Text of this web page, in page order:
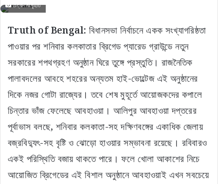
চিত্র- সংগৃহীত
Truth of Bengal: বিধানসভা নির্বাচনে একক সংখ্যাগরিষ্ঠতা
পাওয়ার পর শনিবার কলকাতার ব্রিগেড প্যারেড গ্রাউন্ডে নতুন
সরকারের শপথগ্রহণ অনুষ্ঠান ঘিরে তুঙ্গে প্রস্তুতি। রাজনৈতিক
পালাবদলের আবহে শহরের অন্যতম হাই-ভোল্টেজ এই অনুষ্ঠানের
দিকে নজর গোটা রাজ্যের। তবে শেষ মুহূর্তে আয়োজকদের কপালে
চিন্তার ভাঁজ ফেলেছে আবহাওয়া। আলিপুর আবহাওয়া দপ্তরের
পূর্বাভাস বলছে, শনিবার কলকাতা-সহ দক্ষিণবঙ্গের একাধিক জেলায়
বজ্রবিদ্যুৎ-সহ বৃষ্টি ও ঝোড়ো হাওয়ার সম্ভাবনা রয়েছে। রবিবারও
একই পরিস্থিতি বজায় থাকতে পারে। ফলে খোলা আকাশের নিচে
আয়োজিত ব্রিগেডের এই বিশাল অনুষ্ঠানে আবহাওয়াই এখন সবচেয়ে